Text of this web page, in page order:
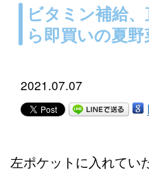
ビタミン補給
ら即買いの夏野
2021.07.07
左ポケットに入れてい